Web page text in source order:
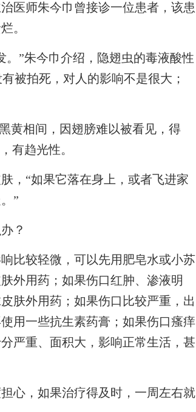
师朱今巾曾接诊一位患者，该患
。
”朱今巾介绍，隐翅虫的毒液酸性
被拍死，对人的影响不是很大；
相间，因翅膀难以被看见，得
有趋光性。
“如果它落在身上，或者飞进家
”
？
较轻微，可以先用肥皂水或小苏
外用药；如果伤口红肿、渗液明
肤外用药；如果伤口比较严重，出
用一些抗生素药膏；如果伤口瘙痒
严重、面积大，影响正常生活，甚
，如果治疗得及时，一周左右就